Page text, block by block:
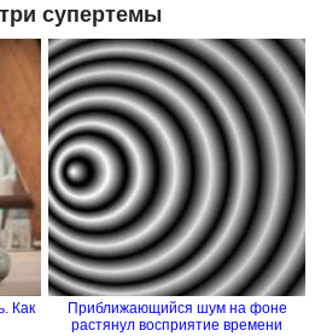
супертемы
Как
Приближающийся шум на фоне
растянул восприятие времени